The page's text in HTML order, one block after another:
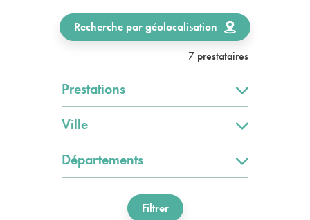
Recherche par géolocalisation
7 prestataires
Prestations
Ville
Départements
Filtrer